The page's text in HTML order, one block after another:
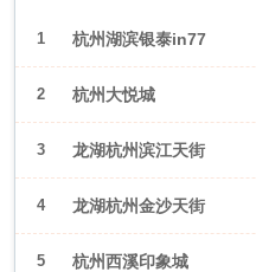
1 杭州湖滨银泰in77
2 杭州大悦城
3 龙湖杭州滨江天街
4 龙湖杭州金沙天街
5 杭州西溪印象城